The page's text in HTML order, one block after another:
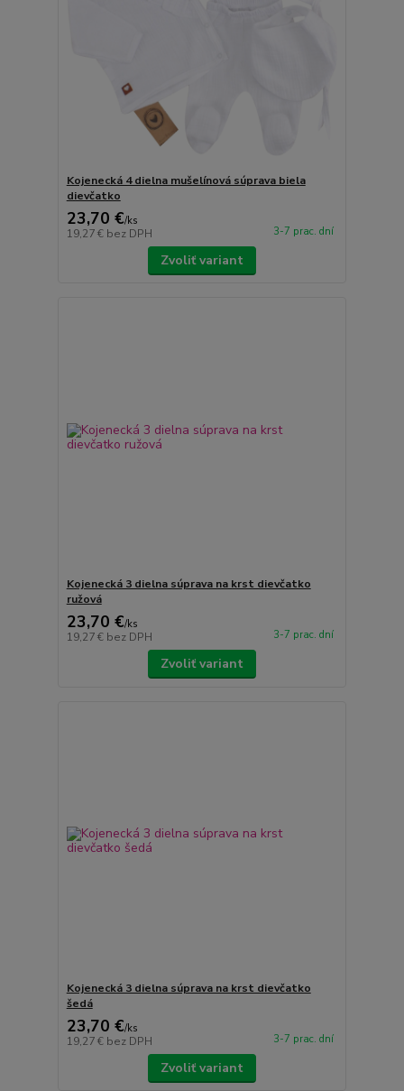
Kojenecká 4 dielna mušelínová súprava biela
dievčatko
23,70 €/ks
19,27 € bez DPH 3-7 prac. dní
Zvoliť variant
Kojenecká 3 dielna súprava na krst dievčatko
ružová
23,70 €/ks
19,27 € bez DPH 3-7 prac. dní
Zvoliť variant
Kojenecká 3 dielna súprava na krst dievčatko
šedá
23,70 €/ks
19,27 € bez DPH 3-7 prac. dní
Zvoliť variant